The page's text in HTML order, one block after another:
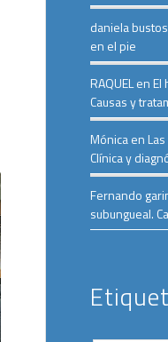
daniela bustos
en el pie
RAQUELenEl
Causas y
Mónicaen
Clínica y
Fernando
subungueal.